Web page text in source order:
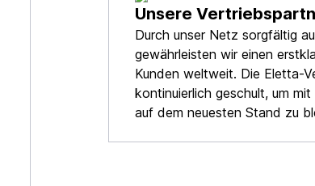
Unsere
Durch unser Netz sorgfältig
gewährleisten wir einen
Kunden weltweit. Die Eletta-
kontinuierlich geschult, um
auf dem neuesten Stand zu